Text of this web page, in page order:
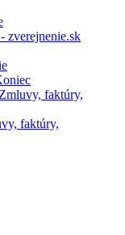
zverejnenie.sk
faktúry,
faktúry,